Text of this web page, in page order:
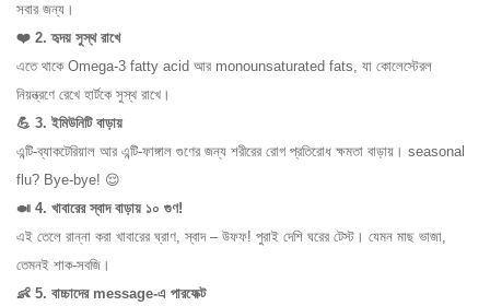
সবার জন্য।
❤️ 2. হৃদয় সুস্থ রাখে
এতে থাকে Omega-3 fatty acid আর monounsaturated fats, যা কোলেস্টেরল
নিয়ন্ত্রণে রেখে হার্টকে সুস্থ রাখে।
💪 3. ইমিউনিটি বাড়ায়
এন্টি-ব্যাকটেরিয়াল আর এন্টি-ফাঙ্গাল গুণের জন্য শরীরের রোগ প্রতিরোধ ক্ষমতা বাড়ায়। seasonal
flu? Bye-bye! 😌
🍛 4. খাবারের স্বাদ বাড়ায় ১০ গুণ!
এই তেলে রান্না করা খাবারের ঘ্রাণ, স্বাদ – উফফ! পুরাই দেশি ঘরের টেস্ট। যেমন মাছ ভাজা,
তেমনই শাক-সবজি।
👶 5. বাচ্চাদের message-এ পারফেক্ট
0%